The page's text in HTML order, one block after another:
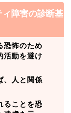
障害の診断基
恐怖のため
活動を避け
、人と関係
ることを恐